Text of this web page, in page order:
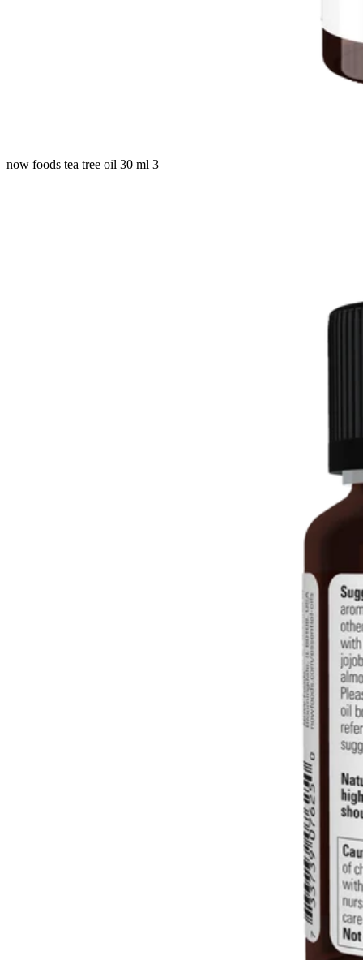
now foods tea tree oil 30 ml 3